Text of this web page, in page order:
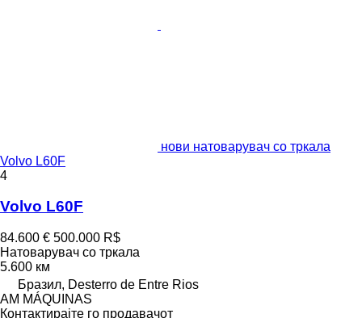
нови натоварувач со тркала
Volvo L60F
4
Volvo L60F
84.600 € 500.000 R$
Натоварувач со тркала
5.600 км
Бразил, Desterro de Entre Rios
AM MÁQUINAS
Контактирајте го продавачот